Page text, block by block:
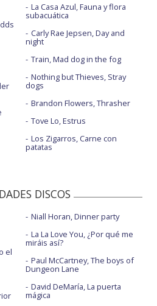
La Casa Azul, Fauna y flora
subacuática
Carly Rae Jepsen, Day and
night
Train, Mad dog in the fog
Nothing but Thieves, Stray
dogs
Brandon Flowers, Thrasher
Tove Lo, Estrus
Los Zigarros, Carne con
patatas
DISCOS
el
Niall Horan, Dinner party
La La Love You, ¿Por qué me
miráis así?
Paul McCartney, The boys of
Dungeon Lane
David DeMaría, La puerta
mágica